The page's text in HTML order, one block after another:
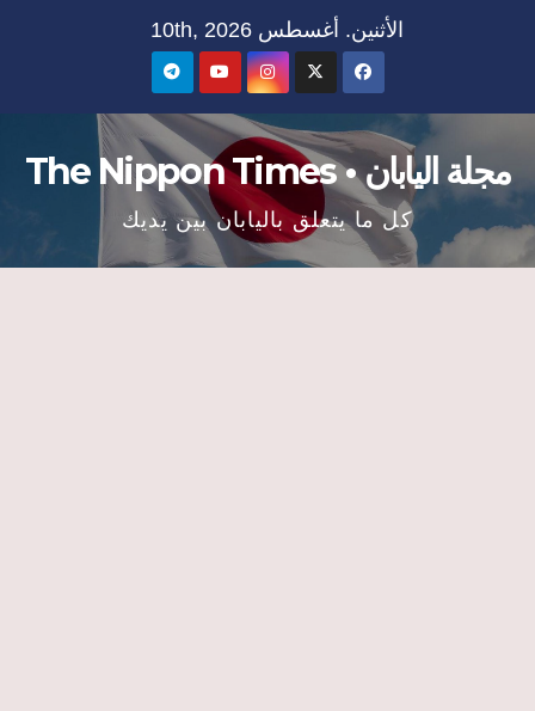
الأثنين. أغسطس 10th, 2026
مجلة اليابان • The Nippon Times
كل ما يتعلق باليابان بين يديك